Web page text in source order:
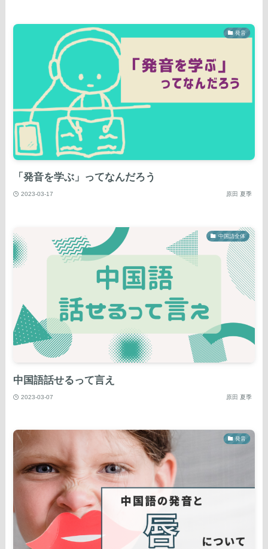
発音
「発音を学ぶ」ってなんだろう
2023-03-17 原田 夏季
中国語全体
中国語話せるって言え
2023-03-07 原田 夏季
発音